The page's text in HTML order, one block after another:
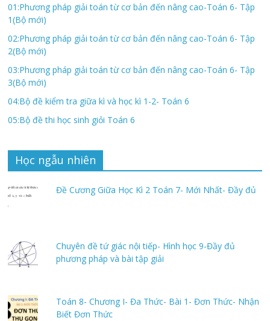
01:Phương pháp giải toán từ cơ bản đến nâng cao-Toán 6- Tập
1(Bộ mới)
02:Phương pháp giải toán từ cơ bản đến nâng cao-Toán 6- Tập
2(Bộ mới)
03:Phương pháp giải toán từ cơ bản đến nâng cao-Toán 6- Tập
3(Bộ mới)
04:Bộ đề kiểm tra giữa kì và học kì 1-2- Toán 6
05:Bộ đề thi học sinh giỏi Toán 6
Học ngẫu nhiên
Đề Cương Giữa Học Kì 2 Toán 7- Mới Nhất- Đầy đủ
Chuyên đề tứ giác nội tiếp- Hình học 9-Đầy đủ
phương pháp và bài tập giải
Toán 8- Chương I- Đa Thức- Bài 1- Đơn Thức- Nhận
Biết Đơn Thức